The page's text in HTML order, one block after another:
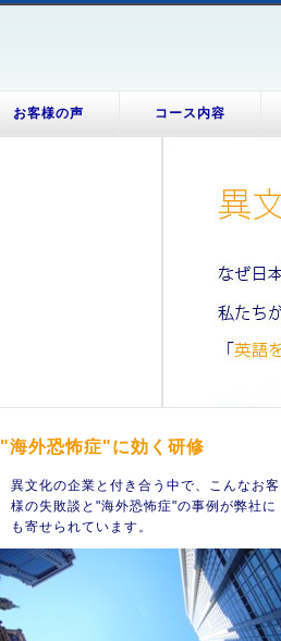
お客様の声 コース内容
"海外恐怖症"に効く研修
異文化の企業と付き合う中で、こんなお客
様の失敗談と"海外恐怖症"の事例が弊社に
も寄せられています。